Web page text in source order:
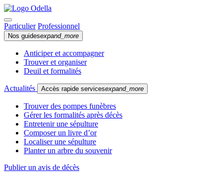
Particulier Professionnel
Nos guidesexpand_more
Anticiper et accompagner
Trouver et organiser
Deuil et formalités
Actualités Accès rapide servicesexpand_more
Trouver des pompes funèbres
Gérer les formalités après décès
Entretenir une sépulture
Composer un livre d’or
Localiser une sépulture
Planter un arbre du souvenir
Publier un avis de décès